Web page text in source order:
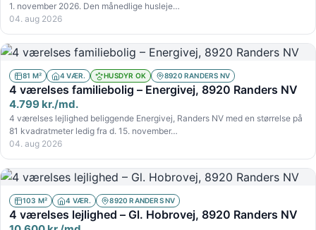
1. november 2026. Den månedlige husleje…
04. aug 2026
81 M² 4 VÆR. HUSDYR OK 8920 RANDERS NV
4 værelses familiebolig – Energivej, 8920 Randers NV
4.799 kr./md.
4 værelses lejlighed beliggende Energivej, Randers NV med en størrelse på
81 kvadratmeter ledig fra d. 15. november…
04. aug 2026
103 M² 4 VÆR. 8920 RANDERS NV
4 værelses lejlighed – Gl. Hobrovej, 8920 Randers NV